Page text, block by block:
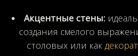
Акцентные стены:
создания смелого
столовых или как